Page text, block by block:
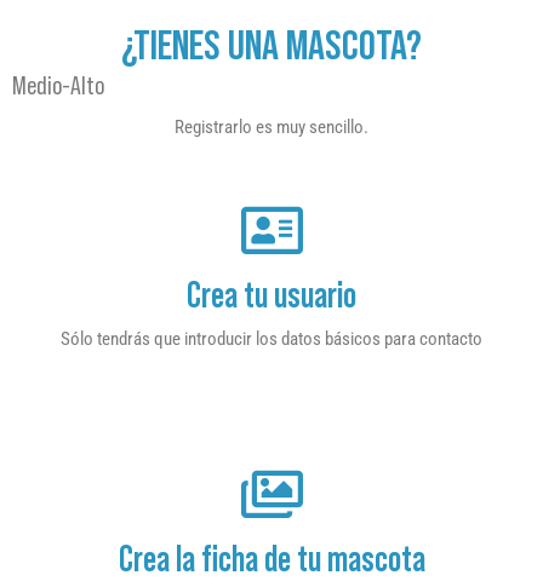
¿TIENES UNA MASCOTA?
Medio-Alto
Registrarlo es muy sencillo.
Crea tu usuario
Sólo tendrás que introducir los datos básicos para contacto
Crea la ficha de tu mascota